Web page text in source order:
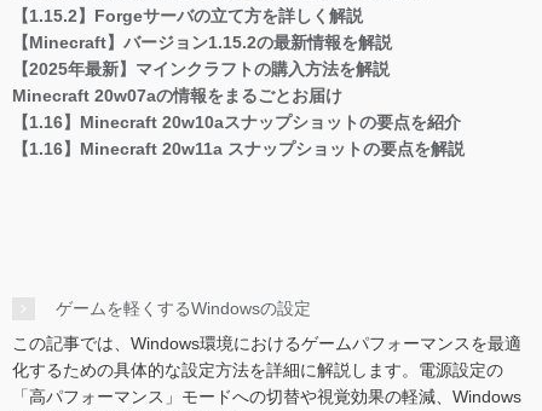
【1.15.2】Forgeサーバの立て方を詳しく解説
【Minecraft】バージョン1.15.2の最新情報を解説
【2025年最新】マインクラフトの購入方法を解説
Minecraft 20w07aの情報をまるごとお届け
【1.16】Minecraft 20w10aスナップショットの要点を紹介
【1.16】Minecraft 20w11a スナップショットの要点を解説
ゲームを軽くするWindowsの設定
この記事では、Windows環境におけるゲームパフォーマンスを最適
化するための具体的な設定方法を詳細に解説します。電源設定の
「高パフォーマンス」モードへの切替や視覚効果の軽減、Windows